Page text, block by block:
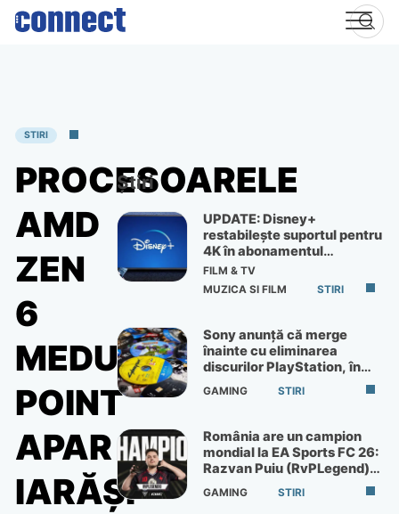
Skip
STIRI
PROCESOARELE
AMD
ZEN
6
MEDUSA
POINT
APAR
IARĂȘI
Știri
UPDATE: Disney+
restabilește suportul pentru
4K în abonamentul
Premium
FILM & TV
MUZICA SI FILM
STIRI
Sony anunță că merge
înainte cu eliminarea
discurilor PlayStation, în
ciuda protestelor
GAMING STIRI
România are un campion
mondial la EA Sports FC 26:
Razvan Puiu (RvPLegend)
câștigă turneul de la Paris
GAMING STIRI